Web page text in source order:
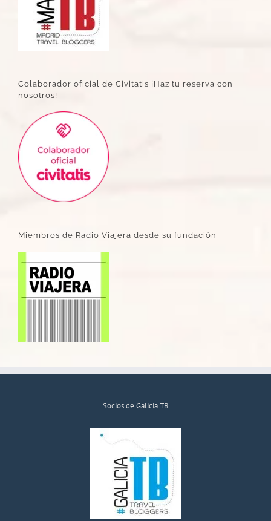
Colaborador oficial de Civitatis ¡Haz tu reserva con
nosotros!
Miembros de Radio Viajera desde su fundación
Socios de Galicia TB